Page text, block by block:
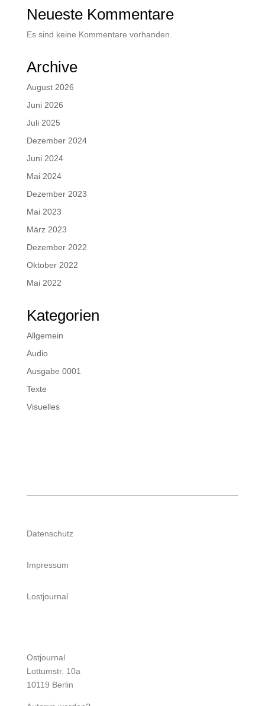
Neueste Kommentare
Es sind keine Kommentare vorhanden.
Archive
August 2026
Juni 2026
Juli 2025
Dezember 2024
Juni 2024
Mai 2024
Dezember 2023
Mai 2023
März 2023
Dezember 2022
Oktober 2022
Mai 2022
Kategorien
Allgemein
Audio
Ausgabe 0001
Texte
Visuelles
Datenschutz
Impressum
Lostjournal
Ostjournal
Lottumstr. 10a
10119 Berlin